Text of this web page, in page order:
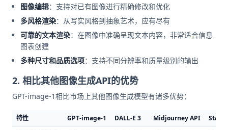
图像编辑：支持对已有图像进行精确修改和优化
多风格渲染：从写实风格到抽象艺术，应有尽有
可靠的文本渲染：在图像中准确呈现文本内容，非常适合信息
图表创建
多种尺寸和品质选项：支持不同分辨率和质量级别的输出
2. 相比其他图像生成API的优势
GPT-image-1相比市场上其他图像生成模型有诸多优势：
特性 GPT-image-1 DALL-E 3 Midjourney API